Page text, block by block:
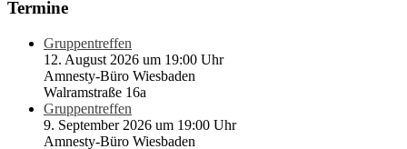
Termine
Gruppentreffen
12. August 2026 um 19:00 Uhr
Amnesty-Büro Wiesbaden
Walramstraße 16a
Gruppentreffen
9. September 2026 um 19:00 Uhr
Amnesty-Büro Wiesbaden